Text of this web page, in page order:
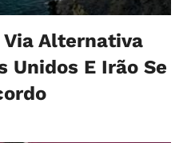
Via Alternativa
Unidos E Irão Se